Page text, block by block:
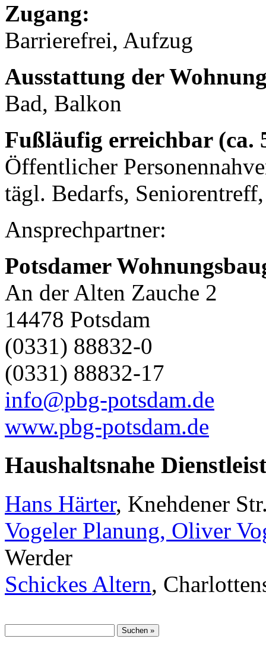
Zugang:
Barrierefrei, Aufzug
Ausstattung der
Bad, Balkon
Fußläufig erreichbar (ca.
Öffentlicher
tägl. Bedarfs,
Ansprechpartner:
Potsdamer
An der Alten Zauche 2
14478 Potsdam
(0331) 88832-0
(0331) 88832-17
info@pbg-potsdam.de
www.pbg-potsdam.de
Haushaltsnahe
Hans Härter, Knehdener
Vogeler Planung, Oliver
Werder
Schickes Altern,